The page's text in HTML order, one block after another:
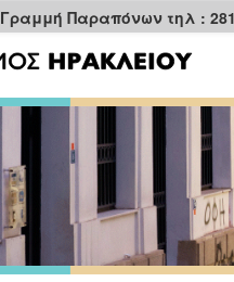
Γραμμή Παραπόνων τηλ :